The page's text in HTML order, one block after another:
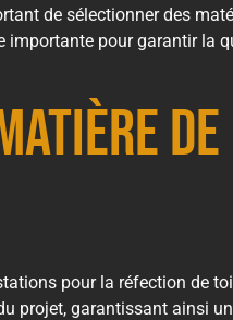
de sélectionner des
importante pour garantir la
de
pour la réfection de
projet, garantissant ainsi